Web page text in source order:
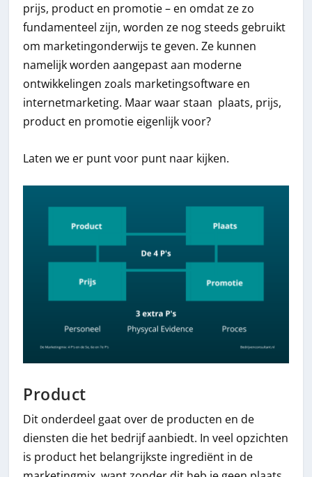
prijs, product en promotie – en omdat ze zo
fundamenteel zijn, worden ze nog steeds gebruikt
om marketingonderwijs te geven. Ze kunnen
namelijk worden aangepast aan moderne
ontwikkelingen zoals marketingsoftware en
internetmarketing. Maar waar staan plaats, prijs,
product en promotie eigenlijk voor?
Laten we er punt voor punt naar kijken.
Product
Dit onderdeel gaat over de producten en de
diensten die het bedrijf aanbiedt. In veel opzichten
is product het belangrijkste ingrediënt in de